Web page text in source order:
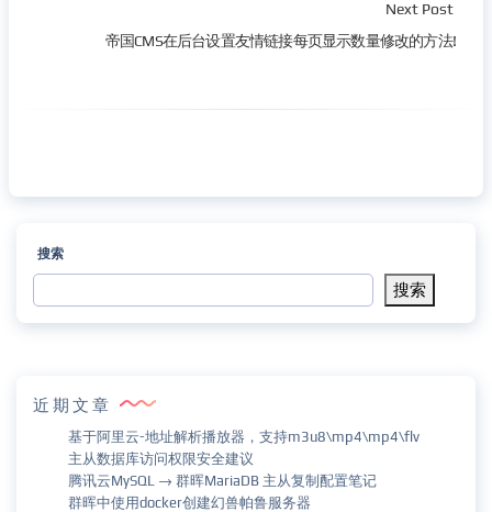
Next Post
帝国CMS在后台设置友情链接每页显示数量修改的方法!
搜索
搜索
近期文章
基于阿里云-地址解析播放器，支持m3u8\mp4\mp4\flv
主从数据库访问权限安全建议
腾讯云MySQL → 群晖MariaDB 主从复制配置笔记
群晖中使用docker创建幻兽帕鲁服务器